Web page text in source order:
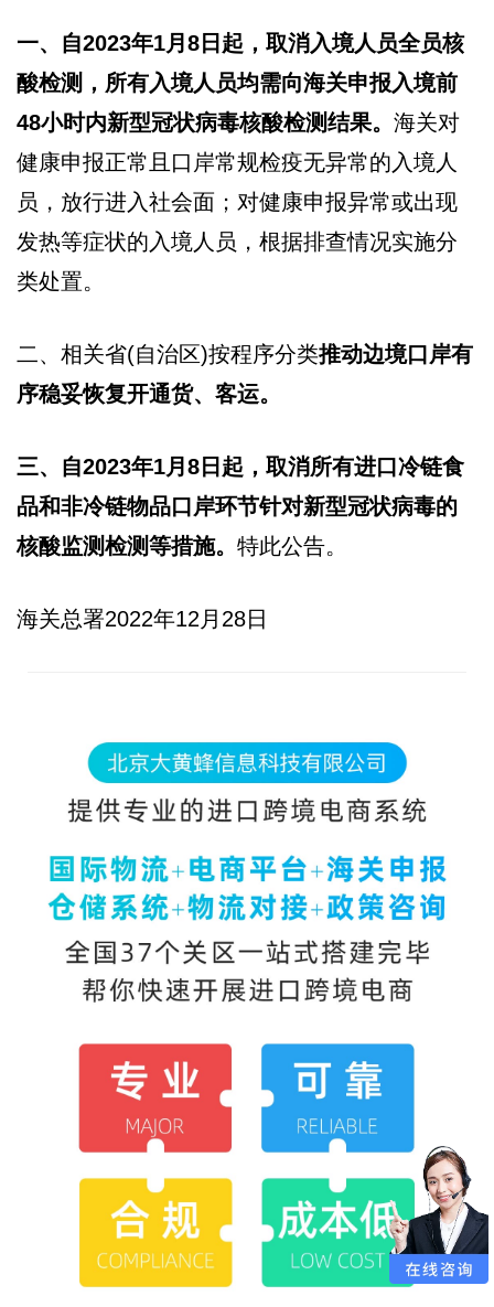
一、自2023年1月8日起，取消入境人员全员核
酸检测，所有入境人员均需向海关申报入境前
48小时内新型冠状病毒核酸检测结果。 海关对
健康申报正常且口岸常规检疫无异常的入境人
员，放行进入社会面；对健康申报异常或出现
发热等症状的入境人员，根据排查情况实施分
类处置。
二、相关省(自治区)按程序分类推动边境口岸有
序稳妥恢复开通货、客运。
三、自2023年1月8日起，取消所有进口冷链食
品和非冷链物品口岸环节针对新型冠状病毒的
核酸监测检测等措施。 特此公告。
海关总署2022年12月28日